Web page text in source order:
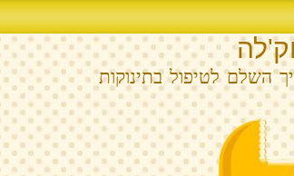
השלם לטיפול בתינוקות